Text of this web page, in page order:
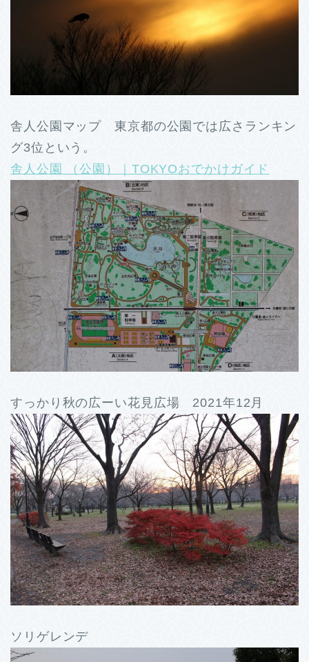
舎人公園マップ 東京都の公園では広さランキン
グ3位という。
舎人公園 （公園）｜TOKYOおでかけガイド
すっかり秋の広ーい花見広場 2021年12月
ソリゲレンデ